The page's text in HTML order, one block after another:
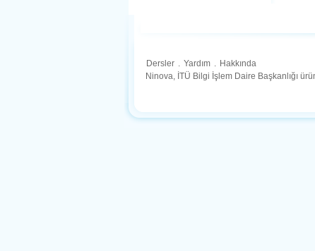
Dersler . Yardım . Hakkında
Ninova, İTÜ Bilgi İşlem Daire Başkanlığı